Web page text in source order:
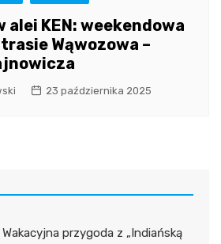
alei KEN: weekendowa
Wąwozowa –
23 października 2025
Wakacyjna przygoda z „Indiańską